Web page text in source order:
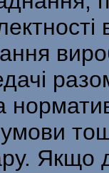
умови
Якщо